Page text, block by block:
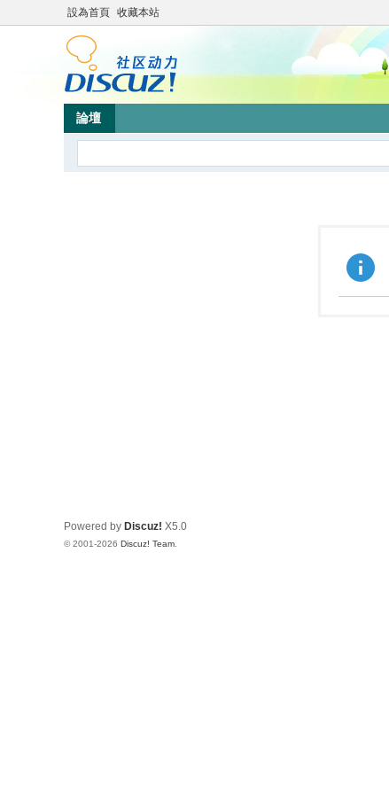
設為首頁 收藏本站
論壇
Powered by Discuz! X5.0
© 2001-2026 Discuz! Team